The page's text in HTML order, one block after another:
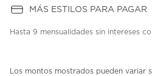
MÁS ESTILOS PARA PAGAR
Hasta 9 mensualidades sin intereses
Los montos mostrados pueden variar